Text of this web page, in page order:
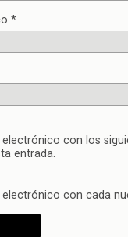
*
con los
entrada.
con cada